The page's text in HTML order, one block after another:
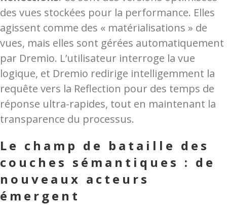
des vues stockées pour la performance. Elles
agissent comme des « matérialisations » de
vues, mais elles sont gérées automatiquement
par Dremio. L’utilisateur interroge la vue
logique, et Dremio redirige intelligemment la
requête vers la Reflection pour des temps de
réponse ultra-rapides, tout en maintenant la
transparence du processus.
Le champ de bataille des
couches sémantiques : de
nouveaux acteurs
émergent